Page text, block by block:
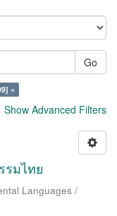
Go
×
Show Advanced Filters
มไทย
Languages /